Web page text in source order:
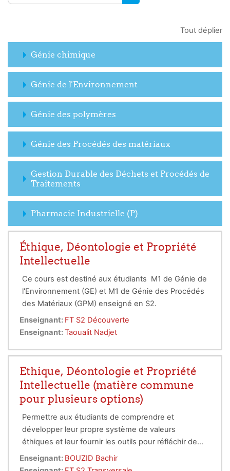
RECHERCHER DES
Tout déplier
Génie chimique
Génie de l'Environnement
Génie des polymères
Génie des Procédés des matériaux
Gestion Durable des Déchets et Procédés de
Traitements
Pharmacie Industrielle (P)
Éthique, Déontologie et Propriété
Intellectuelle
Ce cours est destiné aux étudiants M1 de Génie de
l'Environnement (GE) et M1 de Génie des Procédés
des Matériaux (GPM) enseigné en S2.
Enseignant: FT S2 Découverte
Enseignant:Taoualit Nadjet
Ethique, Déontologie et Propriété
Intellectuelle (matière commune
pour plusieurs options)
Permettre aux étudiants de comprendre et
développer leur propre système de valeurs
éthiques et leur fournir les outils pour réfléchir de
manière critique sur les conséquences de leur
comportement éthique ou non éthique. Sensibiliser
Des notions sur l'importance les droits d'auteurs
(propriété litteraire et artistique) ainsi que sur la
Enseignant: BOUZID Bachir